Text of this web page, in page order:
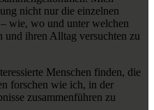
nicht nur die einzelnen
wie, wo und unter welchen
und ihren Alltag versuchten zu
Menschen finden, die
forschen wie ich, in der
zusammenführen zu